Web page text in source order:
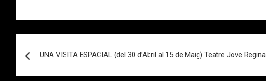
de
UNA VISITA ESPACIAL (del 30 d’Abril al 15 de Maig) Teatre Jove Regina